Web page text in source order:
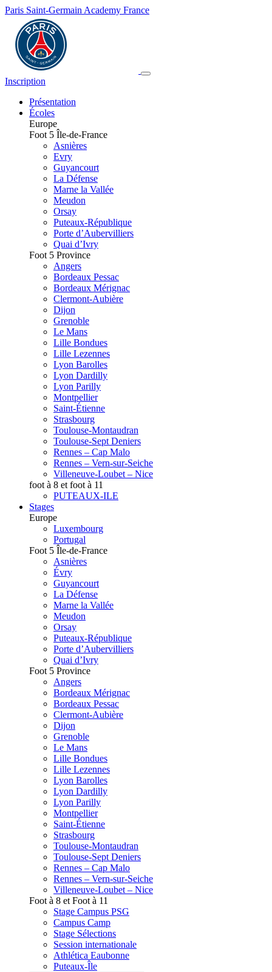
Paris Saint-Germain Academy France
Inscription
Présentation
Écoles
Europe
Foot 5 Île-de-France
Asnières
Evry
Guyancourt
La Défense
Marne la Vallée
Meudon
Orsay
Puteaux-République
Porte d’Aubervilliers
Quai d’Ivry
Foot 5 Province
Angers
Bordeaux Pessac
Bordeaux Mérignac
Clermont-Aubière
Dijon
Grenoble
Le Mans
Lille Bondues
Lille Lezennes
Lyon Barolles
Lyon Dardilly
Lyon Parilly
Montpellier
Saint-Étienne
Strasbourg
Toulouse-Montaudran
Toulouse-Sept Deniers
Rennes – Cap Malo
Rennes – Vern-sur-Seiche
Villeneuve-Loubet – Nice
foot à 8 et foot à 11
PUTEAUX-ILE
Stages
Europe
Luxembourg
Portugal
Foot 5 Île-de-France
Asnières
Évry
Guyancourt
La Défense
Marne la Vallée
Meudon
Orsay
Puteaux-République
Porte d’Aubervilliers
Quai d’Ivry
Foot 5 Province
Angers
Bordeaux Mérignac
Bordeaux Pessac
Clermont-Aubière
Dijon
Grenoble
Le Mans
Lille Bondues
Lille Lezennes
Lyon Barolles
Lyon Dardilly
Lyon Parilly
Montpellier
Saint-Étienne
Strasbourg
Toulouse-Montaudran
Toulouse-Sept Deniers
Rennes – Cap Malo
Rennes – Vern-sur-Seiche
Villeneuve-Loubet – Nice
Foot à 8 et Foot à 11
Stage Campus PSG
Campus Camp
Stage Sélections
Session internationale
Athlética Eaubonne
Puteaux-Île